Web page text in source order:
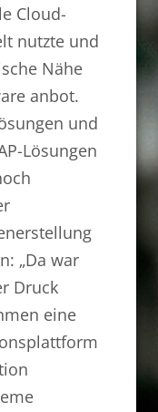
Cloud-
nutzte und
Nähe
anbot.
und
Lösungen
„Da war
Druck
eine